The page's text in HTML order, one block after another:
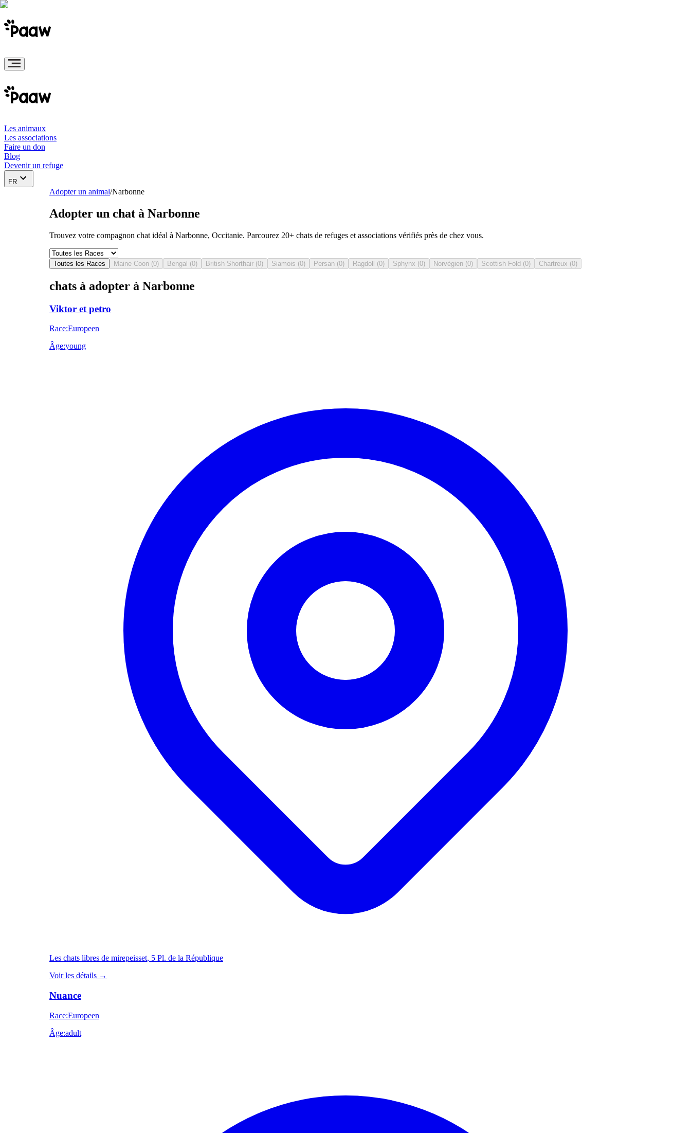
Les animaux
Les associations
Faire un don
Blog
Devenir un refuge
FR
Adopter un animal/Narbonne
Adopter un chat à Narbonne
Trouvez votre compagnon chat idéal à Narbonne, Occitanie. Parcourez 20+ chats de refuges et associations vérifiés près de chez vous.
Toutes les Races Maine Coon (0) Bengal (0) British Shorthair (0) Siamois (0) Persan (0) Ragdoll (0) Sphynx (0) Norvégien (0) Scottish Fold (0) Chartreux (0)
chats à adopter à Narbonne
Viktor et petro
Race:Europeen
Âge:young
Les chats libres de mirepeisset, 5 Pl. de la République
Voir les détails →
Nuance
Race:Europeen
Âge:adult